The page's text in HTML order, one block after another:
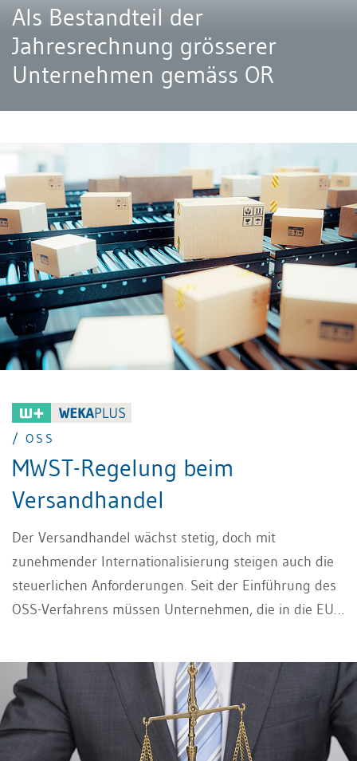
Als Bestandteil der
Jahresrechnung grösserer
Unternehmen gemäss OR
/ OSS
MWST-Regelung beim
Versandhandel
Der Versandhandel wächst stetig, doch mit
zunehmender Internationalisierung steigen auch die
steuerlichen Anforderungen. Seit der Einführung des
OSS-Verfahrens müssen Unternehmen, die in die EU